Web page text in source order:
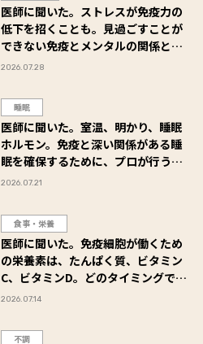
医師に聞いた。ストレスが免疫力の
低下を招くことも。見過ごすことが
できない免疫とメンタルの関係と
は？
2026.07.28
睡眠
医師に聞いた。室温、明かり、睡眠
ホルモン。免疫と深い関係がある睡
眠を確保するために、プロが行う工
夫とは？
2026.07.21
食事・栄養
医師に聞いた。免疫細胞が働くため
の栄養素は、たんぱく質、ビタミン
C、ビタミンD。どのタイミングでと
るのがベスト？
2026.07.14
不調